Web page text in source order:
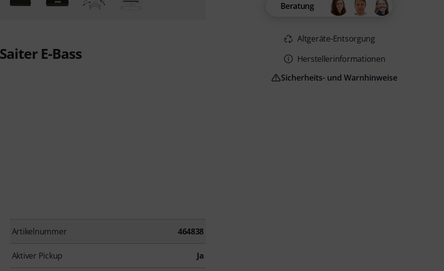
E-Bass
Artikelnummer 464838
Aktiver Pickup Ja
Beratung
Altgeräte-Entsorgung
Herstellerinformationen
Sicherheits- und Warnhinweise